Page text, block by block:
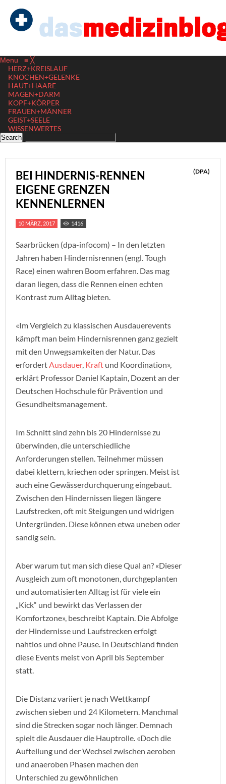
Menu ≡ ╳
HERZ+KREISLAUF
KNOCHEN+GELENKE
HAUT+HAARE
MAGEN+DARM
KOPF+KÖRPER
FRAUEN+MÄNNER
GEIST+SEELE
WISSENWERTES
BEI HINDERNIS-RENNEN
EIGENE GRENZEN
KENNENLERNEN
(DPA)
10 MÄRZ, 2017 1416
Saarbrücken (dpa-infocom) – In den letzten
Jahren haben Hindernisrennen (engl. Tough
Race) einen wahren Boom erfahren. Das mag
daran liegen, dass die Rennen einen echten
Kontrast zum Alltag bieten.
«Im Vergleich zu klassischen Ausdauerevents
kämpft man beim Hindernisrennen ganz gezielt
mit den Unwegsamkeiten der Natur. Das
erfordertAusdauer, Kraft und Koordination»,
erklärt Professor Daniel Kaptain, Dozent an der
Deutschen Hochschule für Prävention und
Gesundheitsmanagement.
Im Schnitt sind zehn bis 20 Hindernisse zu
überwinden, die unterschiedliche
Anforderungen stellen. Teilnehmer müssen
dabei klettern, kriechen oder springen. Meist ist
auch eine Gewässerdurchquerung eingebaut.
Zwischen den Hindernissen liegen längere
Laufstrecken, oft mit Steigungen und widrigen
Untergründen. Diese können etwa uneben oder
sandig sein.
Aber warum tut man sich diese Qual an? «Dieser
Ausgleich zum oft monotonen, durchgeplanten
und automatisierten Alltag ist für viele ein
„Kick“ und bewirkt das Verlassen der
Komfortzone», beschreibt Kaptain. Die Abfolge
der Hindernisse und Laufstrecken erfolgt
nahtlos und ohne Pause. In Deutschland finden
diese Events meist von April bis September
statt.
Die Distanz variiert je nach Wettkampf
zwischen sieben und 24 Kilometern. Manchmal
sind die Strecken sogar noch länger. Demnach
spielt die Ausdauer die Hauptrolle. «Doch die
Aufteilung und der Wechsel zwischen aeroben
und anaeroben Phasen machen den
Unterschied zu gewöhnlichen